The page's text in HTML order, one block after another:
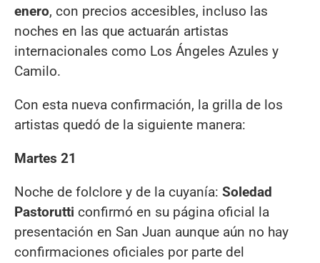
enero, con precios accesibles, incluso las
noches en las que actuarán artistas
internacionales como Los Ángeles Azules y
Camilo.
Con esta nueva confirmación, la grilla de los
artistas quedó de la siguiente manera:
Martes 21
Noche de folclore y de la cuyanía: Soledad
Pastorutti confirmó en su página oficial la
presentación en San Juan aunque aún no hay
confirmaciones oficiales por parte del